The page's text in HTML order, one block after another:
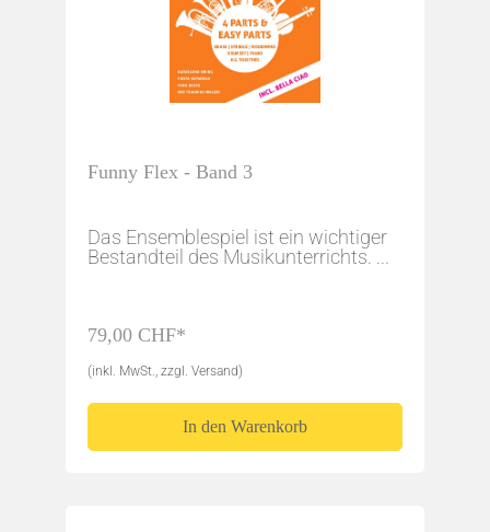
Funny Flex - Band 3
Das Ensemblespiel ist ein wichtiger
Bestandteil des Musikunterrichts. ...
79,00 CHF*
(inkl. MwSt., zzgl. Versand)
In den Warenkorb